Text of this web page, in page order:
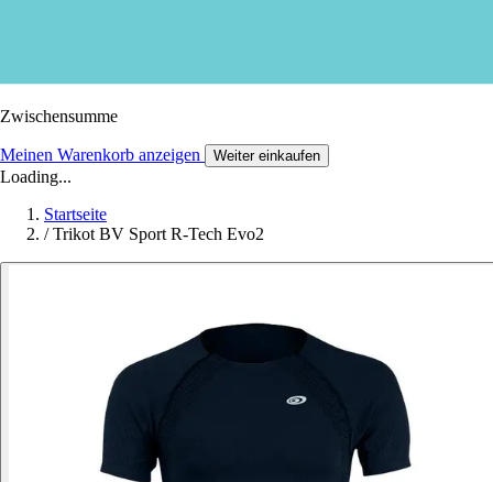
Zwischensumme
Meinen Warenkorb anzeigen Weiter einkaufen
Loading...
Startseite
/ Trikot BV Sport R-Tech Evo2